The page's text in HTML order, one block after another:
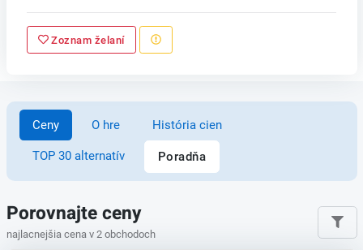
Zoznam želaní
Ceny O hre História cien
TOP 30 alternatív Poradňa
Porovnajte ceny
najlacnejšia cena v 2 obchodoch